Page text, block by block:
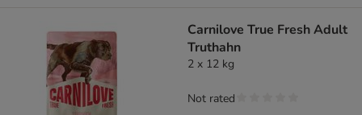
Carnilove True Fresh Adult
Truthahn
2 x 12 kg
Not rated